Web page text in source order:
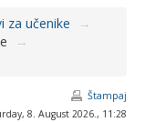
za učenike
→
→
Štampaj
8. August 2026., 11:28